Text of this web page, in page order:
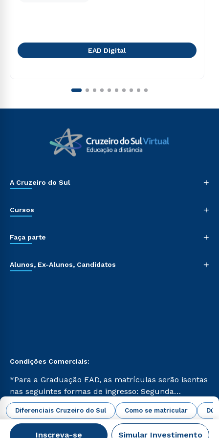
Diferenciais Cruzeiro do Sul Como se matricular
Inscreva-se Simular Investimento
EAD Digital
A Cruzeiro do Sul +
Cursos +
Faça parte +
Alunos, Ex-Alunos, Candidatos +
Condições Comerciais:
*Para a Graduação EAD, as matrículas serão isentas
nas seguintes formas de ingresso: Segunda
Graduação, Segunda Graduação 2.0 e Transferência.
Já para as demais, a taxa de matrícula será de R$
49. *Para a Pós-graduação EAD, as ofertas
abrir todas as condições vigentes